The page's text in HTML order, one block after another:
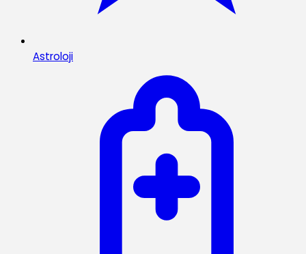
Astroloji